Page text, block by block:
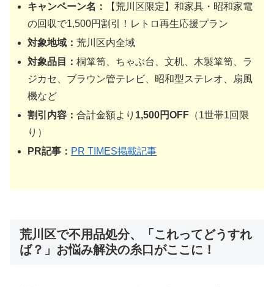
キャンペーン名：
【荒川区限定】和家具・昭和家電
の回収で1,500円割引！レトロ再生応援プラン
対象地域：荒川区内全域
対象品目：桐箪笥、ちゃぶ台、文机、木製箪笥、ラ
ジカセ、ブラウン管テレビ、昭和型ステレオ、扇風
機など
割引内容：合計金額より 1,500円OFF （1世帯1回限
り）
PR記事： PR TIMES掲載記事
荒川区で不用品処分、「これってどうすれ
ば？」お悩み解決の糸口がここに！